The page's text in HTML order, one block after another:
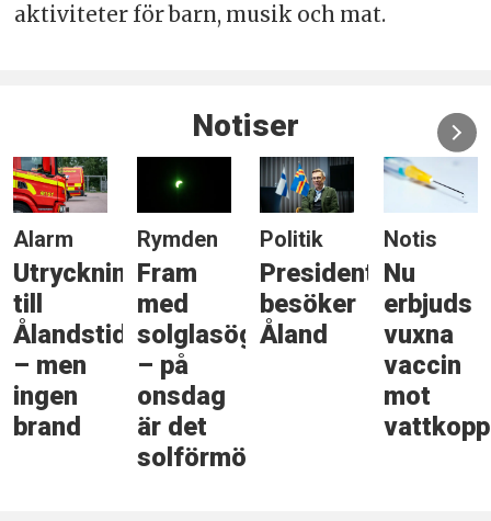
aktiviteter för barn, musik och mat.
Notiser
Alarm
Utryckning
till
Ålandstidningen
– men
ingen
brand
Rymden
Fram
med
solglasögonen
– på
onsdag
är det
solförmörkelse
Politik
Presidenten
besöker
Åland
Notis
Nu
erbjuds
vuxna
vaccin
mot